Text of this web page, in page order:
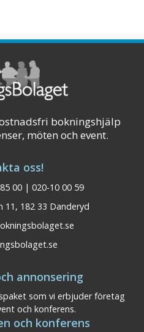
bokningshjälp
möten och event.
oss!
00 | 020-10 00 59
11, 182 33 Danderyd
annonsering
som vi erbjuder företag
och konferens.
och konferens